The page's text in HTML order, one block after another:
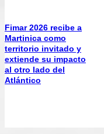
Fimar 2026 recibe a
Martinica como
territorio invitado y
extiende su impacto
al otro lado del
Atlántico